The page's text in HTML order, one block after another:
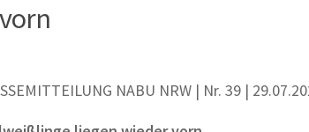
NABU NRW | Nr. 39 |